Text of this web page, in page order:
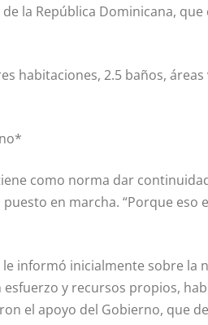
la República Dominicana, que
habitaciones, 2.5 baños, áreas
como norma dar
en marcha. “Porque eso
informó inicialmente sobre la
y recursos propios,
el apoyo del Gobierno, que